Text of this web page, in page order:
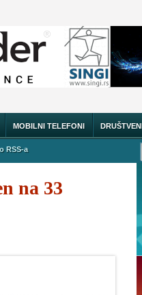
MOBILNI TELEFONI
RSS-a
na 33